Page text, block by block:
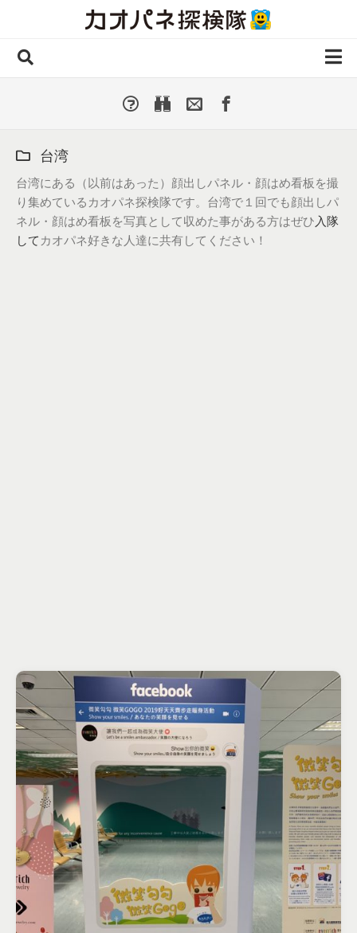
国外・海外
種類別
▼
人気カオパネ
投稿する
台湾
台湾にある（以前はあった）顔出しパネル・顔はめ看板を撮
り集めているカオパネ探検隊です。台湾で１回でも顔出しパ
ネル・顔はめ看板を写真として収めた事がある方はぜひ入隊
して カオパネ好きな人達に共有してください！